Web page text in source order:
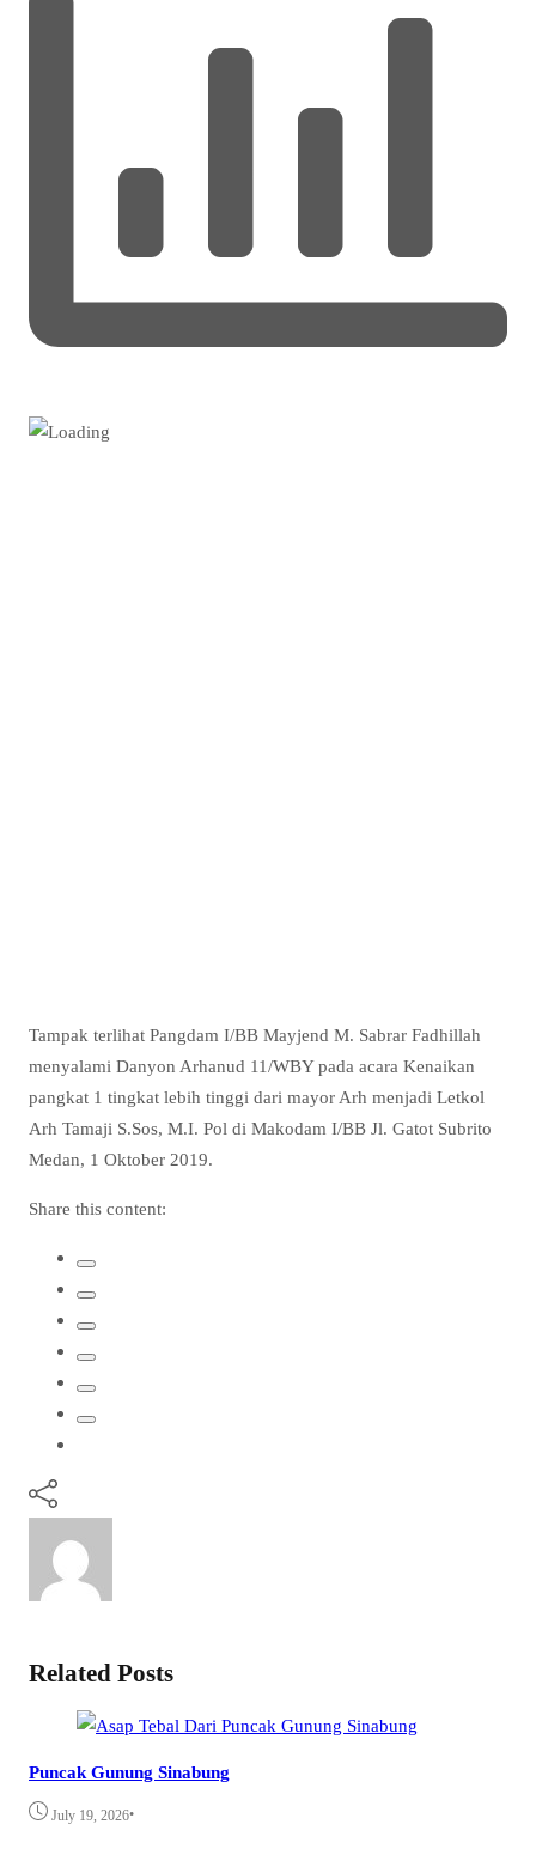
Tampak terlihat Pangdam I/BB Mayjend M. Sabrar Fadhillah
menyalami Danyon Arhanud 11/WBY pada acara Kenaikan
pangkat 1 tingkat lebih tinggi dari mayor Arh menjadi Letkol
Arh Tamaji S.Sos, M.I. Pol di Makodam I/BB Jl. Gatot Subrito
Medan, 1 Oktober 2019.
Share this content:
Related Posts
Puncak Gunung Sinabung
July 19, 2026•